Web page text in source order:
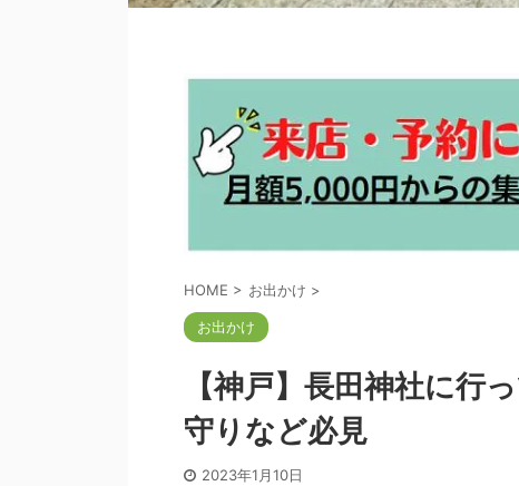
HOME > お出かけ >
お出かけ
【神戸】長田神社に行
守りなど必見
2023年1月10日